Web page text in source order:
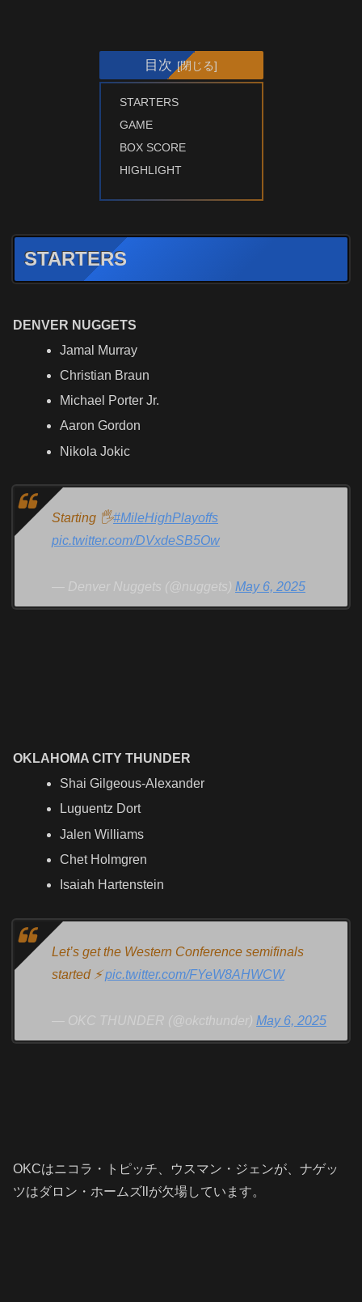
目次
STARTERS
GAME
BOX SCORE
HIGHLIGHT
STARTERS
DENVER NUGGETS
Jamal Murray
Christian Braun
Michael Porter Jr.
Aaron Gordon
Nikola Jokic
Starting 🖐#MileHighPlayoffs
pic.twitter.com/DVxdeSB5Ow
— Denver Nuggets (@nuggets) May 6, 2025
OKLAHOMA CITY THUNDER
Shai Gilgeous-Alexander
Luguentz Dort
Jalen Williams
Chet Holmgren
Isaiah Hartenstein
Let’s get the Western Conference semifinals
started ⚡️pic.twitter.com/FYeW8AHWCW
— OKC THUNDER (@okcthunder) May 6, 2025
OKCはニコラ・トピッチ、ウスマン・ジェンが、ナゲッ
ツはダロン・ホームズllが欠場しています。